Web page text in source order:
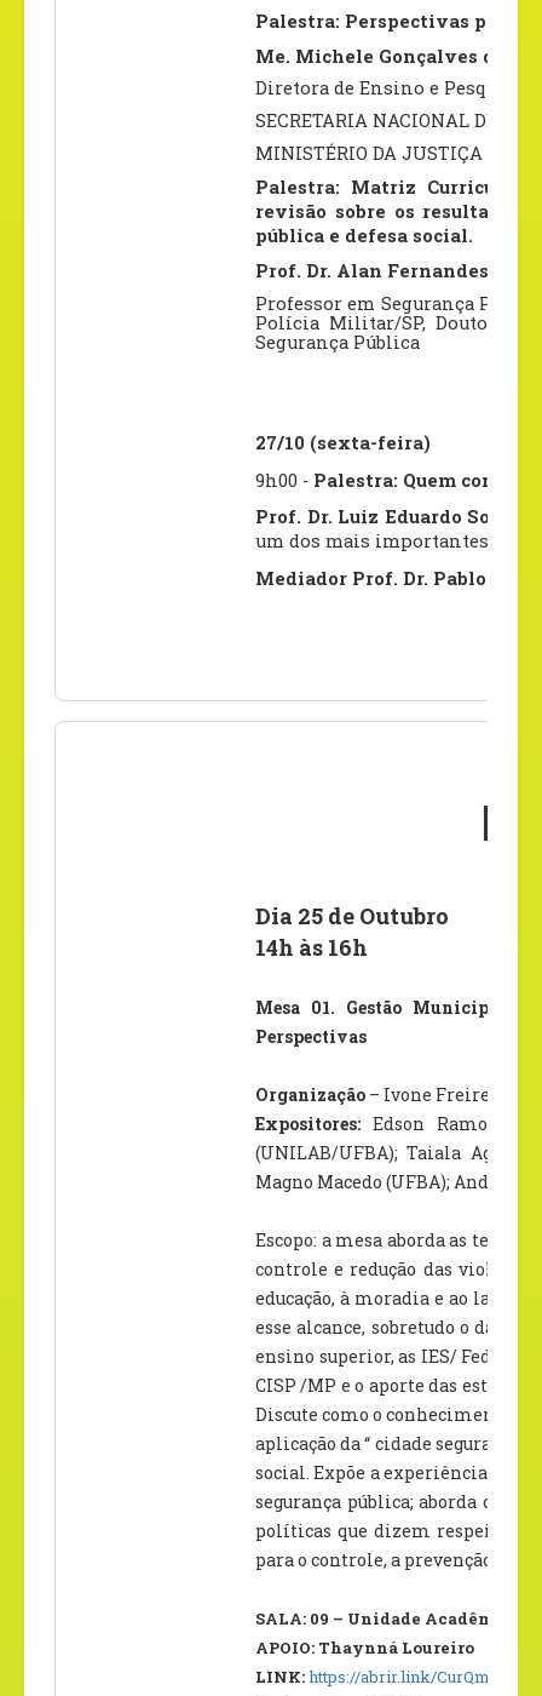
Palestra: Perspectivas para
Me. Michele Gonçalves dos
Diretora de Ensino e Pesquisa
SECRETARIA NACIONAL DE
MINISTÉRIO DA JUSTIÇA E
Palestra: Matriz Curricular
revisão sobre os resultados
pública e defesa social.
Prof. Dr. Alan Fernandes
Professor em Segurança
Polícia Militar/SP, Doutor em
Segurança Pública
27/10 (sexta-feira)
9h00 - Palestra: Quem
Prof. Dr. Luiz Eduardo Soares
um dos mais importantes
Mediador Prof. Dr. Pablo
Dia 25 de Outubro
14h às 16h
Mesa 01. Gestão Municipal
Perspectivas
Organização – Ivone Freire
Expositores: Edson Ramos
(UNILAB/UFBA); Taiala
Magno Macedo (UFBA); Anderson
Escopo: a mesa aborda as
controle e redução das
educação, à moradia e ao lazer
esse alcance, sobretudo o da
ensino superior, as IES/
CISP /MP e o aporte das
Discute como o conhecimento
aplicação da “ cidade segura” e
social. Expõe a experiência do
segurança pública; aborda o
políticas que dizem respeito a
para o controle, a prevenção das
SALA: 09 – Unidade Acadêmica
APOIO: Thaynná Loureiro
LINK:https://abrir.link/CurQm